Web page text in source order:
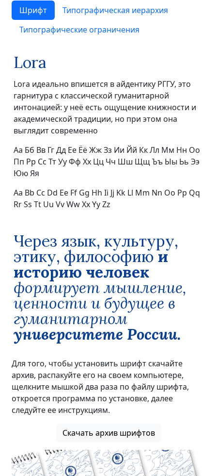
Шрифт
Типографическая иерархия
Типографические ограничения
Lora
Lora идеально впишется в айдентику РГГУ, это
гарнитура с классической гуманитарной
интонацией: у неё есть ощущение книжности и
академической традиции, но при этом она
выглядит современно
Аа Бб Вв Гг Дд Ее Ёё Жж Зз Ии Йй Кк Лл Мм Нн Оо
Пп Рр Сс Тт Уу Фф Хх Цц Чч Шш Щщ Ъъ Ыы Ьь Ээ
Юю Яя
Aa Bb Cc Dd Ee Ff Gg Hh Ii Jj Kk Ll Mm Nn Oo Pp Qq
Rr Ss Tt Uu Vv Ww Xx Yy Zz
Через язык, культуру,
этику, философиюи
историю человек
формирует мышление,
ценности и будущее в
гуманитарном
университете России.
Для того, чтобы установить шрифт скачайте
архив, распакуйте его на своем компьютере,
щелкните мышкой два раза по файлу шрифта,
откроется программа по установке, далее
следуйте ее инструкциям.
Скачать архив шрифтов